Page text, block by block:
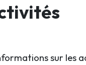
sur les